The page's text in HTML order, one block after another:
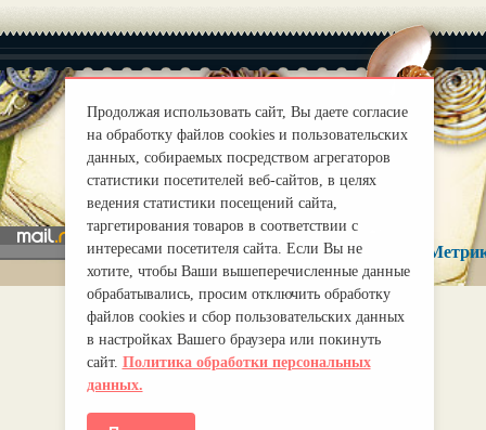
О нас
Правила
mirprognoz@mail.ru
Продолжая использовать сайт, Вы даете согласие
на обработку файлов cookies и пользовательских
данных, собираемых посредством агрегаторов
статистики посетителей веб-сайтов, в целях
ведения статистики посещений сайта,
таргетирования товаров в соответствии с
интересами посетителя сайта. Если Вы не
хотите, чтобы Ваши вышеперечисленные данные
обрабатывались, просим отключить обработку
файлов cookies и сбор пользовательских данных
в настройках Вашего браузера или покинуть
сайт. Политика обработки персональных
данных.